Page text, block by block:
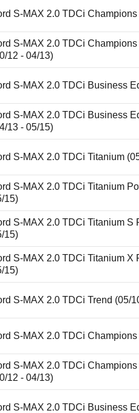
S-MAX 2.0 TDCi
S-MAX 2.0 TDCi
12 - 04/13)
S-MAX 2.0 TDCi Business
S-MAX 2.0 TDCi Business
13 - 05/15)
S-MAX 2.0 TDCi Titanium
S-MAX 2.0 TDCi Titanium
15)
S-MAX 2.0 TDCi Titanium S
15)
S-MAX 2.0 TDCi Titanium X
15)
S-MAX 2.0 TDCi Trend (05/
S-MAX 2.0 TDCi
S-MAX 2.0 TDCi
12 - 04/13)
S-MAX 2.0 TDCi Business